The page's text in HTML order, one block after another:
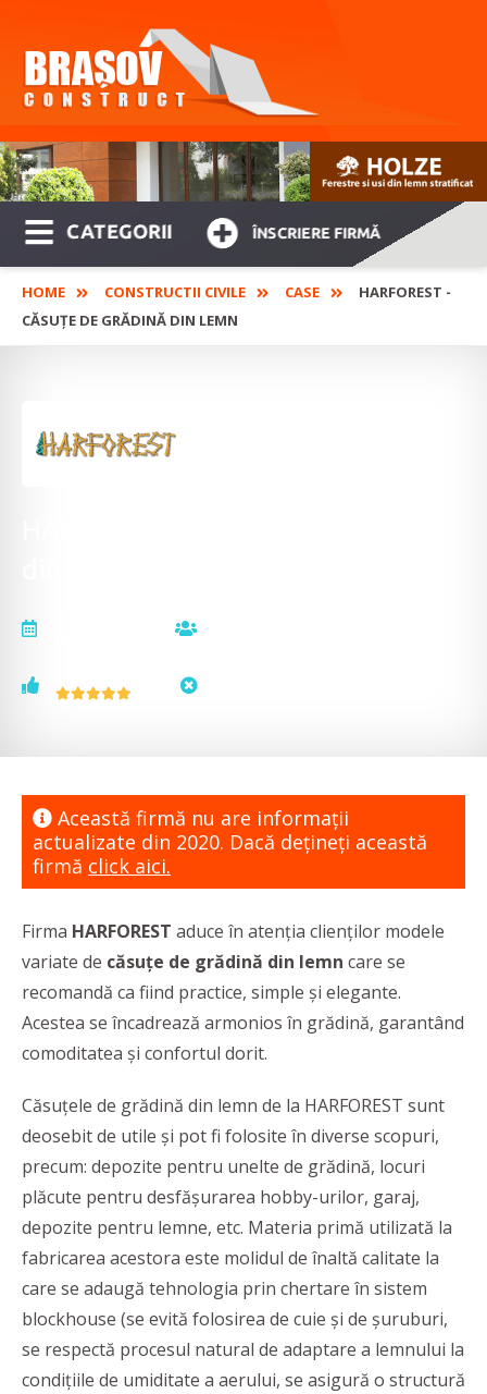
CATEGORII ÎNSCRIERE FIRMĂ
HOME CONSTRUCTII CIVILE CASE
HARFOREST -
CĂSUȚE DE GRĂDINĂ DIN LEMN
Această firmă nu are informaţii
actualizate din 2020. Dacă dețineți această
firmă click aici.
Firma HARFOREST aduce în atenția clienților modele
variate de căsuțe de grădină din lemn care se
recomandă ca fiind practice, simple și elegante.
Acestea se încadrează armonios în grădină, garantând
comoditatea și confortul dorit.
Căsuțele de grădină din lemn de la HARFOREST sunt
deosebit de utile și pot fi folosite în diverse scopuri,
precum: depozite pentru unelte de grădină, locuri
plăcute pentru desfășurarea hobby-urilor, garaj,
depozite pentru lemne, etc. Materia primă utilizată la
fabricarea acestora este molidul de înaltă calitate la
care se adaugă tehnologia prin chertare în sistem
blockhouse (se evită folosirea de cuie și de șuruburi,
se respectă procesul natural de adaptare a lemnului la
condițiile de umiditate a aerului, se asigură o structură